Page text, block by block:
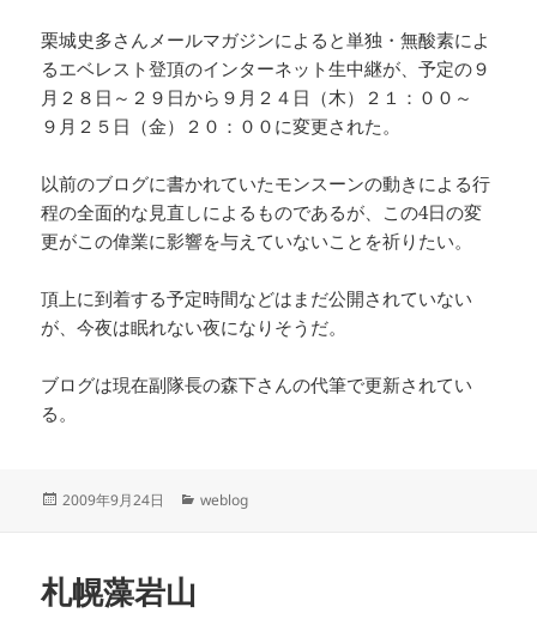
栗城史多さんメールマガジンによると単独・無酸素によ
るエベレスト登頂のインターネット生中継が、予定の９
月２８日～２９日から９月２４日（木）２１：００～
９月２５日（金）２０：００に変更された。
以前のブログに書かれていたモンスーンの動きによる行
程の全面的な見直しによるものであるが、この4日の変
更がこの偉業に影響を与えていないことを祈りたい。
頂上に到着する予定時間などはまだ公開されていない
が、今夜は眠れない夜になりそうだ。
ブログは現在副隊長の森下さんの代筆で更新されてい
る。
投
2009年9月24日
カ
weblog
札幌藻岩山